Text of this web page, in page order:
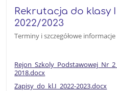
Rekrutacja do klasy
2022/2023
Terminy i szczegółowe
2018.docx
Zapisy_do_kl.I_2022-2023.docx